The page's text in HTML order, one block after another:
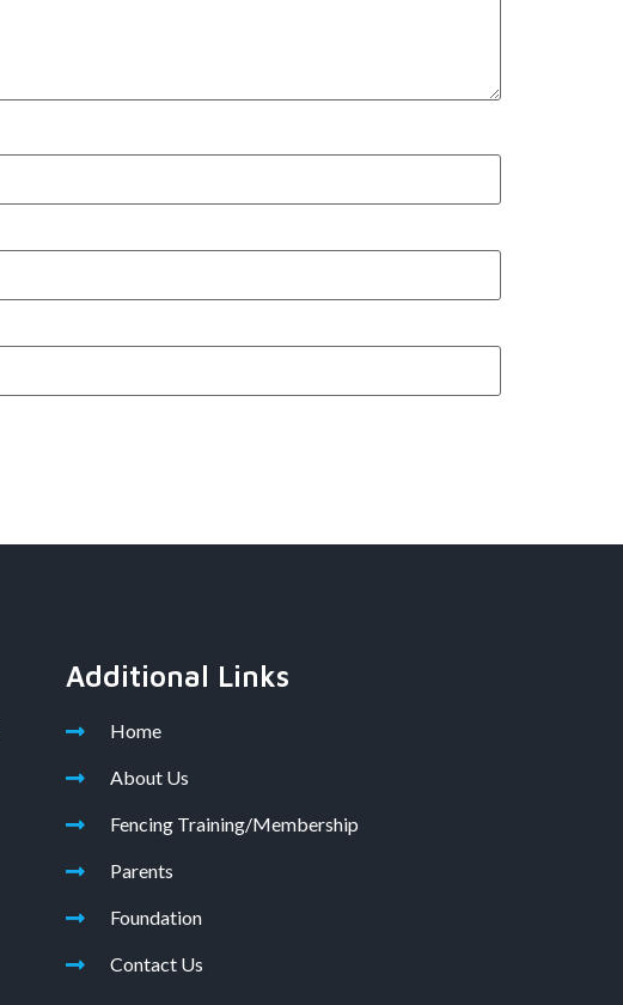
Additional Links
Home
About Us
Fencing Training/Membership
Parents
Foundation
Contact Us